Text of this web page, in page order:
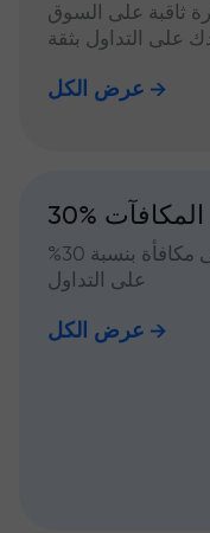
ثاقبة على السوق
على التداول بثقة
عرض الكل
30% المكافآت
قم بشحن حسابك واحصل على مكافأة بنسبة 30%
على التداول
عرض الكل